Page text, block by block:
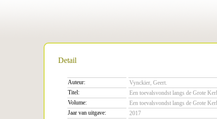
Detail
Auteur:
Vynckier, Geert.
Titel:
Een toevalsvondst langs de Grote
Volume:
Een toevalsvondst langs de Grote
Jaar van uitgave:
2017